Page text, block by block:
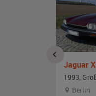
Jaguar
1993,
Berlin